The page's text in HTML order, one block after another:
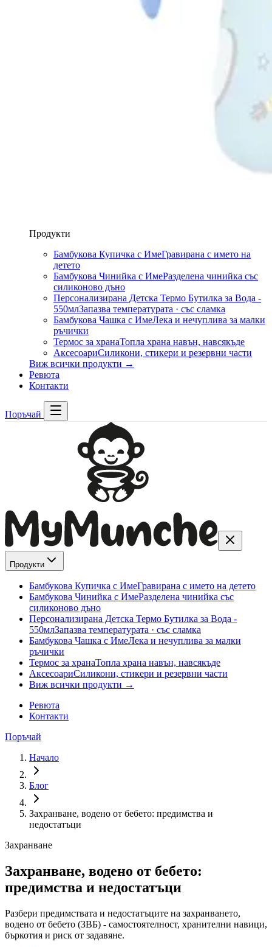
Продукти
Бамбукова Купичка с ИмеГравирана с името на
детето
Бамбукова Чинийка с ИмеРазделена чинийка със
силиконово дъно
Персонализирана Детска Термо Бутилка за Вода -
550млЗапазва температурата · със сламка
Бамбукова Чашка с ИмеЛека и нечуплива за малки
ръчички
Термос за хранаТопла храна навън, навсякъде
АксесоариСиликони, стикери и резервни части
Виж всички продукти →
Ревюта
Контакти
Поръчай
Продукти
Бамбукова Купичка с ИмеГравирана с името на детето
Бамбукова Чинийка с ИмеРазделена чинийка със
силиконово дъно
Персонализирана Детска Термо Бутилка за Вода -
550млЗапазва температурата · със сламка
Бамбукова Чашка с ИмеЛека и нечуплива за малки
ръчички
Термос за хранаТопла храна навън, навсякъде
АксесоариСиликони, стикери и резервни части
Виж всички продукти →
Ревюта
Контакти
Поръчай
Начало
Блог
Захранване, водено от бебето: предимства и
недостатъци
Захранване
Захранване, водено от бебето:
предимства и недостатъци
Разбери предимствата и недостатъците на захранването,
водено от бебето (ЗВБ) - самостоятелност, хранителни навици,
бъркотия и риск от задавяне.